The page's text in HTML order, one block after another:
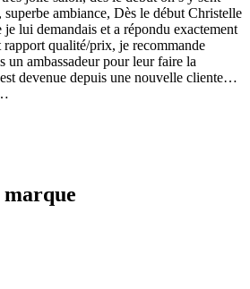
ambiance, Dès le début Christelle
lui demandais et a répondu exactement
qualité/prix, je recommande
un ambassadeur pour leur faire la
devenue depuis une nouvelle cliente…
marque